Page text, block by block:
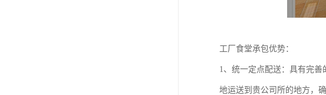
工厂食堂承包优势：
1、统一定点配送：具有完
地运送到贵公司所的地方，